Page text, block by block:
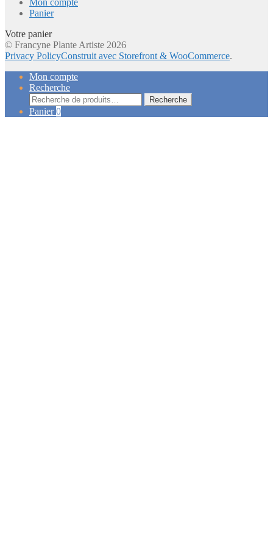
Mon compte
Panier
Votre panier
© Francyne Plante Artiste 2026
Privacy PolicyConstruit avec Storefront & WooCommerce.
Mon compte
Recherche
Recherche
pour :
Recherche
Panier0